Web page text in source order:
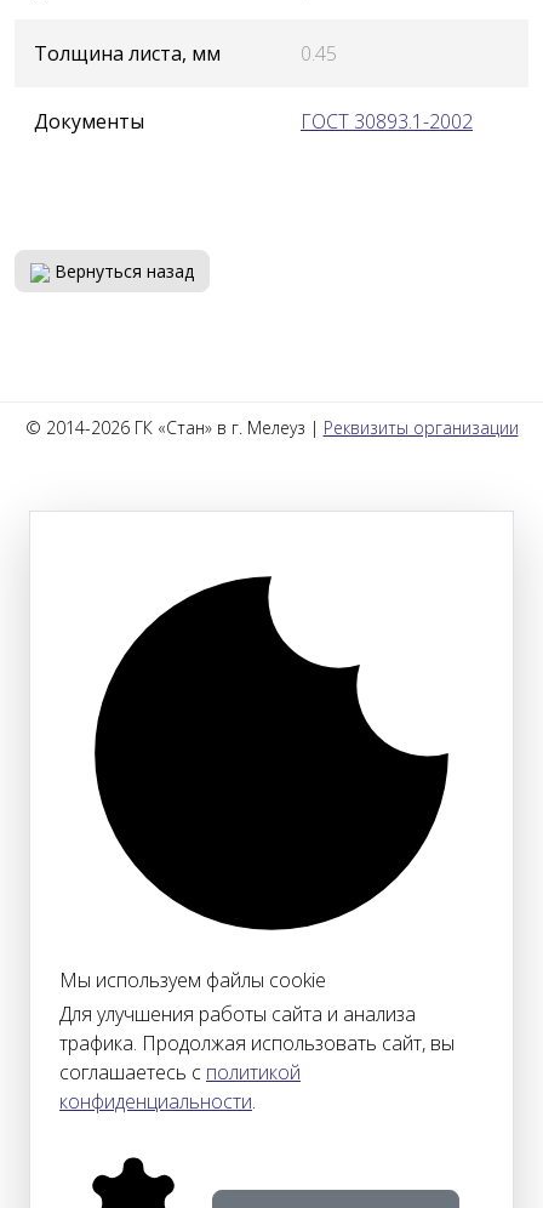
Толщина листа, мм 0.45
Документы ГОСТ 30893.1-2002
Вернуться назад
© 2014-2026 ГК «Стан» в г. Мелеуз | Реквизиты организации
Мы используем файлы cookie
Для улучшения работы сайта и анализа
трафика. Продолжая использовать сайт, вы
соглашаетесь с политикой
конфиденциальности.